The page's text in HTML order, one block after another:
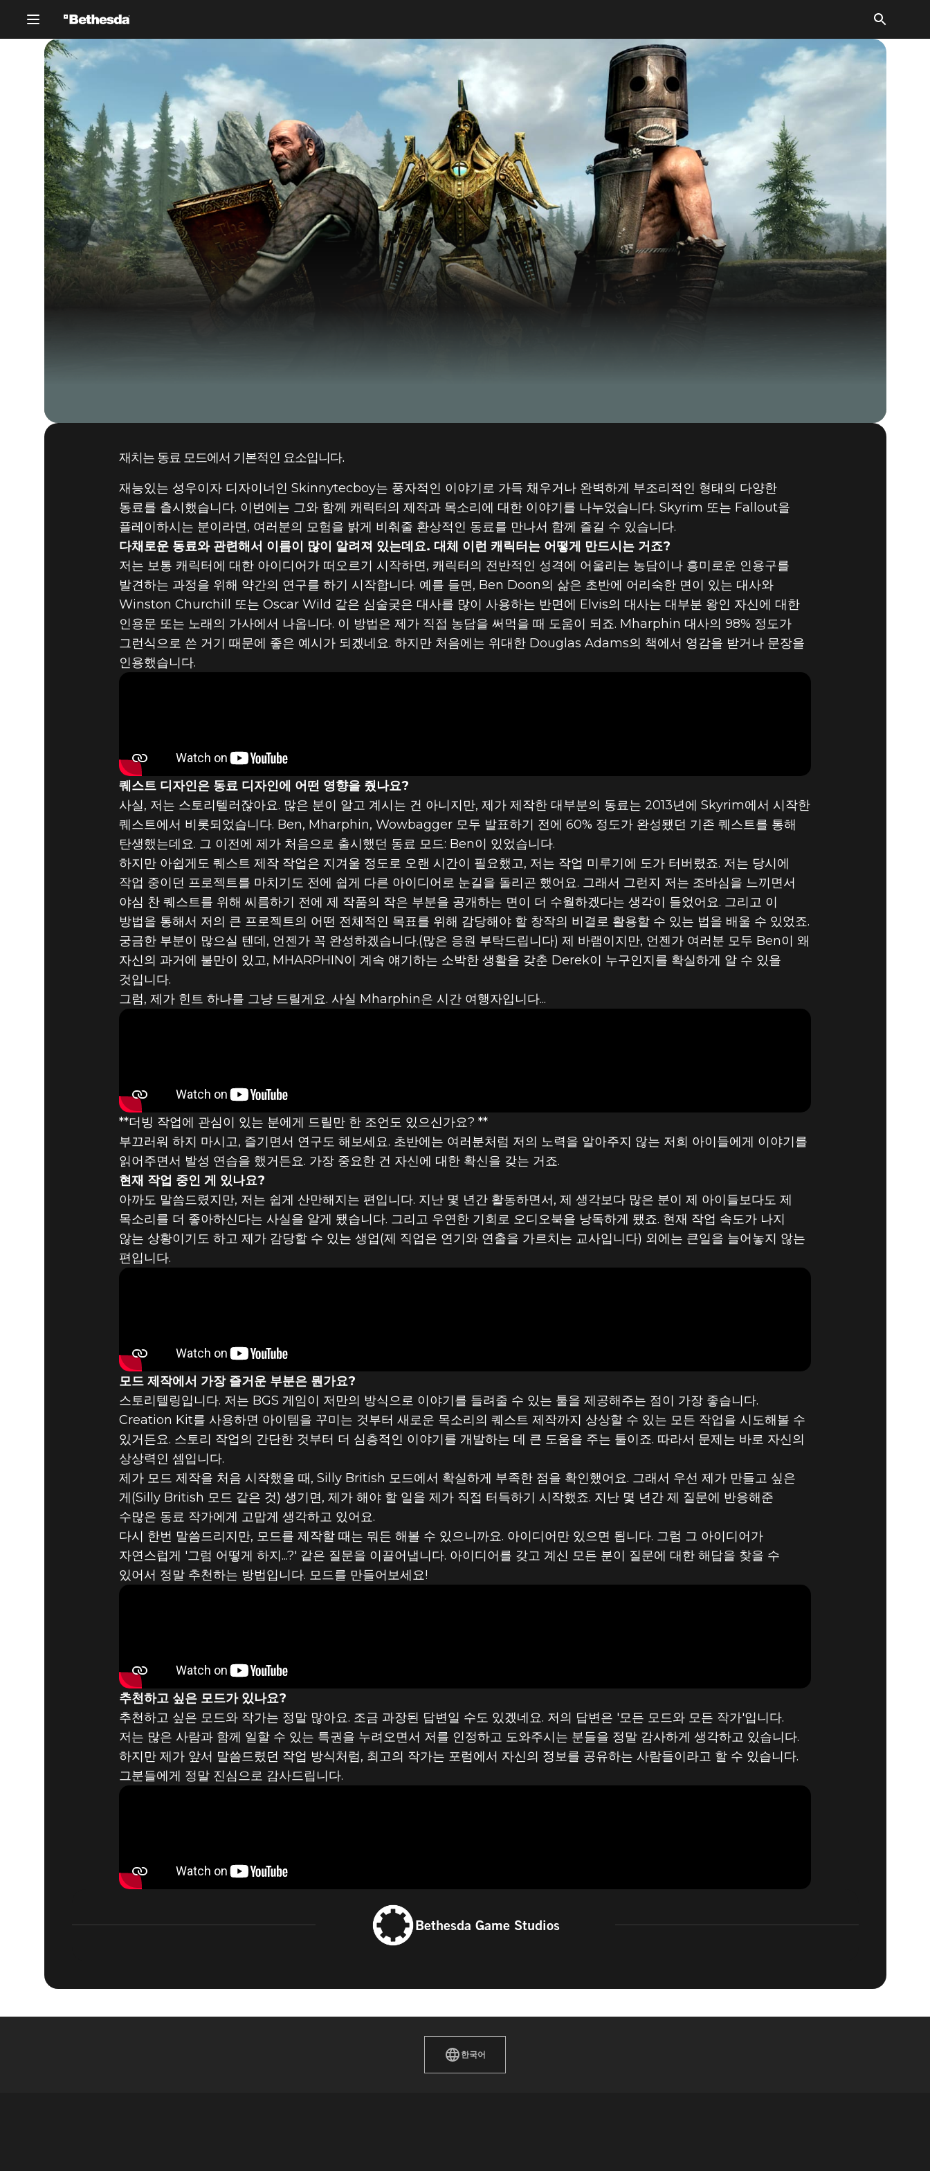
BUY
GAME
월간 모더: SKINNYTECBOY
재치는 동료 모드에서 기본적인 요소입니다.
재능있는 성우이자 디자이너인 Skinnytecboy는 풍자적인 이야기로 가득 채우거나 완벽하게 부조리적인 형태의 다양한
동료를 츨시했습니다. 이번에는 그와 함께 캐릭터의 제작과 목소리에 대한 이야기를 나누었습니다. Skyrim 또는 Fallout을
플레이하시는 분이라면, 여러분의 모험을 밝게 비춰줄 환상적인 동료를 만나서 함께 즐길 수 있습니다.
다채로운 동료와 관련해서 이름이 많이 알려져 있는데요. 대체 이런 캐릭터는 어떻게 만드시는 거죠?
저는 보통 캐릭터에 대한 아이디어가 떠오르기 시작하면, 캐릭터의 전반적인 성격에 어울리는 농담이나 흥미로운 인용구를
발견하는 과정을 위해 약간의 연구를 하기 시작합니다. 예를 들면, Ben Doon의 삶은 초반에 어리숙한 면이 있는 대사와
Winston Churchill 또는 Oscar Wild 같은 심술궂은 대사를 많이 사용하는 반면에 Elvis의 대사는 대부분 왕인 자신에 대한
인용문 또는 노래의 가사에서 나옵니다. 이 방법은 제가 직접 농담을 써먹을 때 도움이 되죠. Mharphin 대사의 98% 정도가
그런식으로 쓴 거기 때문에 좋은 예시가 되겠네요. 하지만 처음에는 위대한 Douglas Adams의 책에서 영감을 받거나 문장을
인용했습니다.
퀘스트 디자인은 동료 디자인에 어떤 영향을 줬나요?
사실, 저는 스토리텔러잖아요. 많은 분이 알고 계시는 건 아니지만, 제가 제작한 대부분의 동료는 2013년에 Skyrim에서 시작한
퀘스트에서 비롯되었습니다. Ben, Mharphin, Wowbagger 모두 발표하기 전에 60% 정도가 완성됐던 기존 퀘스트를 통해
탄생했는데요. 그 이전에 제가 처음으로 출시했던 동료 모드: Ben이 있었습니다.
하지만 아쉽게도 퀘스트 제작 작업은 지겨울 정도로 오랜 시간이 필요했고, 저는 작업 미루기에 도가 터버렸죠. 저는 당시에
작업 중이던 프로젝트를 마치기도 전에 쉽게 다른 아이디어로 눈길을 돌리곤 했어요. 그래서 그런지 저는 조바심을 느끼면서
야심 찬 퀘스트를 위해 씨름하기 전에 제 작품의 작은 부분을 공개하는 면이 더 수월하겠다는 생각이 들었어요. 그리고 이
방법을 통해서 저의 큰 프로젝트의 어떤 전체적인 목표를 위해 감당해야 할 창작의 비결로 활용할 수 있는 법을 배울 수 있었죠.
궁금한 부분이 많으실 텐데, 언젠가 꼭 완성하겠습니다.(많은 응원 부탁드립니다) 제 바램이지만, 언젠가 여러분 모두 Ben이 왜
자신의 과거에 불만이 있고, MHARPHIN이 계속 얘기하는 소박한 생활을 갖춘 Derek이 누구인지를 확실하게 알 수 있을
것입니다.
그럼, 제가 힌트 하나를 그냥 드릴게요. 사실 Mharphin은 시간 여행자입니다...
**더빙 작업에 관심이 있는 분에게 드릴만 한 조언도 있으신가요? **
부끄러워 하지 마시고, 즐기면서 연구도 해보세요. 초반에는 여러분처럼 저의 노력을 알아주지 않는 저희 아이들에게 이야기를
읽어주면서 발성 연습을 했거든요. 가장 중요한 건 자신에 대한 확신을 갖는 거죠.
현재 작업 중인 게 있나요?
아까도 말씀드렸지만, 저는 쉽게 산만해지는 편입니다. 지난 몇 년간 활동하면서, 제 생각보다 많은 분이 제 아이들보다도 제
목소리를 더 좋아하신다는 사실을 알게 됐습니다. 그리고 우연한 기회로 오디오북을 낭독하게 됐죠. 현재 작업 속도가 나지
않는 상황이기도 하고 제가 감당할 수 있는 생업(제 직업은 연기와 연출을 가르치는 교사입니다) 외에는 큰일을 늘어놓지 않는
편입니다.
모드 제작에서 가장 즐거운 부분은 뭔가요?
스토리텔링입니다. 저는 BGS 게임이 저만의 방식으로 이야기를 들려줄 수 있는 툴을 제공해주는 점이 가장 좋습니다.
Creation Kit를 사용하면 아이템을 꾸미는 것부터 새로운 목소리의 퀘스트 제작까지 상상할 수 있는 모든 작업을 시도해볼 수
있거든요. 스토리 작업의 간단한 것부터 더 심층적인 이야기를 개발하는 데 큰 도움을 주는 툴이죠. 따라서 문제는 바로 자신의
상상력인 셈입니다.
제가 모드 제작을 처음 시작했을 때, Silly British 모드에서 확실하게 부족한 점을 확인했어요. 그래서 우선 제가 만들고 싶은
게(Silly British 모드 같은 것) 생기면, 제가 해야 할 일을 제가 직접 터득하기 시작했죠. 지난 몇 년간 제 질문에 반응해준
수많은 동료 작가에게 고맙게 생각하고 있어요.
다시 한번 말씀드리지만, 모드를 제작할 때는 뭐든 해볼 수 있으니까요. 아이디어만 있으면 됩니다. 그럼 그 아이디어가
자연스럽게 '그럼 어떻게 하지...?' 같은 질문을 이끌어냅니다. 아이디어를 갖고 계신 모든 분이 질문에 대한 해답을 찾을 수
있어서 정말 추천하는 방법입니다. 모드를 만들어보세요!
추천하고 싶은 모드가 있나요?
추천하고 싶은 모드와 작가는 정말 많아요. 조금 과장된 답변일 수도 있겠네요. 저의 답변은 '모든 모드와 모든 작가'입니다.
저는 많은 사람과 함께 일할 수 있는 특권을 누려오면서 저를 인정하고 도와주시는 분들을 정말 감사하게 생각하고 있습니다.
하지만 제가 앞서 말씀드렸던 작업 방식처럼, 최고의 작가는 포럼에서 자신의 정보를 공유하는 사람들이라고 할 수 있습니다.
그분들에게 정말 진심으로 감사드립니다.
Bethesda Game Studios
한국어